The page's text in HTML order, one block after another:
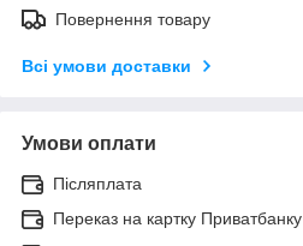
Повернення товару
Всі умови доставки
Умови оплати
Післяплата
Переказ на картку Приватбанку